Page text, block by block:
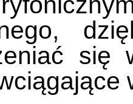
się